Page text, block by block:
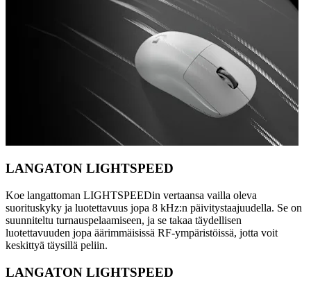
LANGATON LIGHTSPEED
Koe langattoman LIGHTSPEEDin vertaansa vailla oleva
suorituskyky ja luotettavuus jopa 8 kHz:n päivitystaajuudella. Se on
suunniteltu turnauspelaamiseen, ja se takaa täydellisen
luotettavuuden jopa äärimmäisissä RF-ympäristöissä, jotta voit
keskittyä täysillä peliin.
LANGATON LIGHTSPEED